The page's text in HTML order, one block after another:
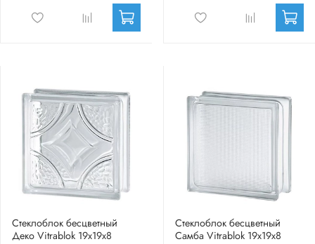
Стеклоблок бесцветный
Деко Vitrablok 19х19х8
Стеклоблок бесцветный
Самба Vitrablok 19х19х8